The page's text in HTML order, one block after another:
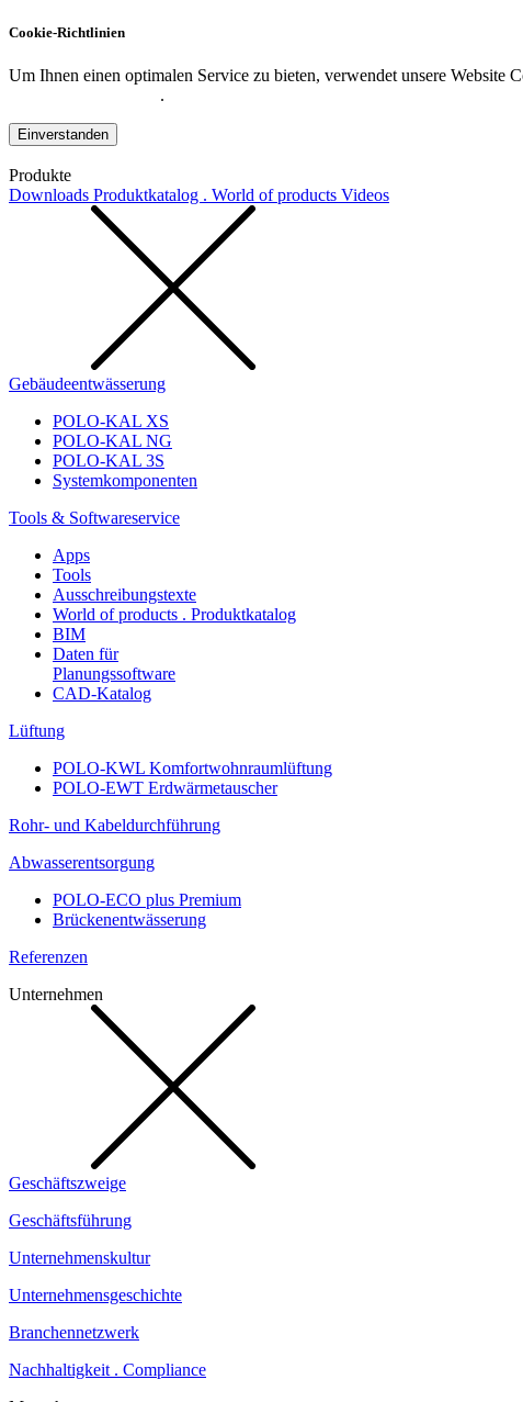
Cookie-Richtlinien
Um Ihnen einen optimalen Service zu bieten, verwendet unsere Website
.
Einverstanden
Produkte
Downloads Produktkatalog . World of products Videos
Gebäudeentwässerung
POLO-KAL XS
POLO-KAL NG
POLO-KAL 3S
Systemkomponenten
Tools & Softwareservice
Apps
Tools
Ausschreibungstexte
World of products . Produktkatalog
BIM
Daten für
Planungssoftware
CAD-Katalog
Lüftung
POLO-KWL Komfortwohnraumlüftung
POLO-EWT Erdwärmetauscher
Rohr- und Kabeldurchführung
Abwasserentsorgung
POLO-ECO plus Premium
Brückenentwässerung
Referenzen
Unternehmen
Geschäftszweige
Geschäftsführung
Unternehmenskultur
Unternehmensgeschichte
Branchennetzwerk
Nachhaltigkeit . Compliance